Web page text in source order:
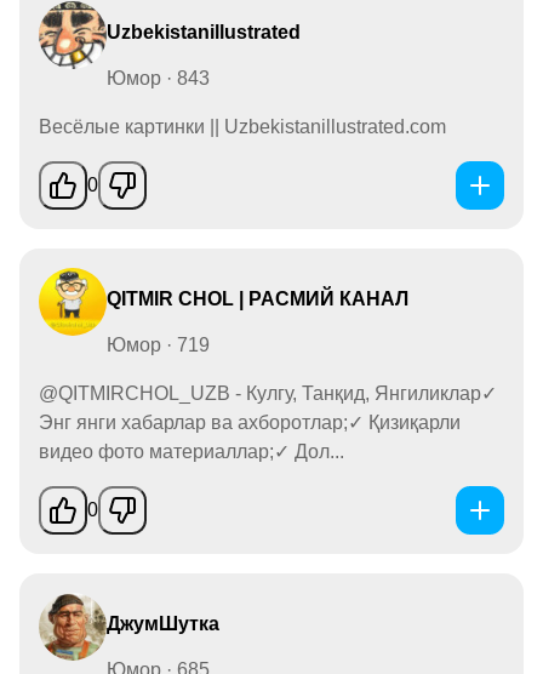
Uzbekistanillustrated
Юмор · 843
Весёлые картинки || Uzbekistanillustrated.com
0
QITMIR CHOL | РАСМИЙ КАНАЛ
Юмор · 719
@QITMIRCHOL_UZB - Кулгу, Танқид, Янгиликлар✓
Энг янги хабарлар ва ахборотлар;✓ Қизиқарли
видео фото материаллар;✓ Дол...
0
ДжумШутка
Юмор · 685